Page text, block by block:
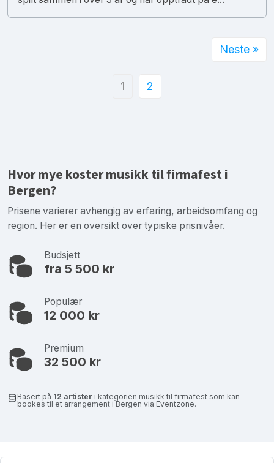
1 2
Neste »
Hvor mye koster musikk til firmafest i
Bergen?
Prisene varierer avhengig av erfaring, arbeidsomfang og
region. Her er en oversikt over typiske prisnivåer.
Budsjett
fra 5 500 kr
Populær
12 000 kr
Premium
32 500 kr
Basert på 12 artister i kategorien musikk til firmafest som kan
bookes til et arrangement i Bergen via Eventzone.